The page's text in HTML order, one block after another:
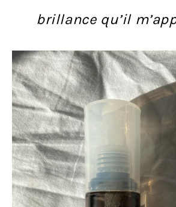
brillance qu’il